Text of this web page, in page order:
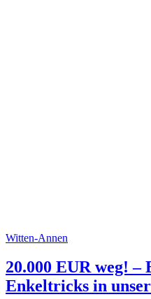
Witten-Annen
20.000 EUR weg! –
Enkeltricks in